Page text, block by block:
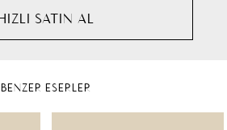
BENZER ESERLER